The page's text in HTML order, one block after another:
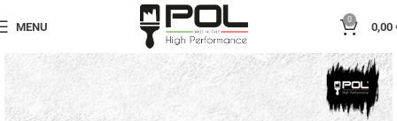
MENU
0
0,00